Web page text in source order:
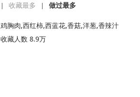
| 收藏最多 | 做过最多
鸡胸肉,西红柿,西蓝花,香菇,洋葱,香辣汁
收藏人数 8.9万